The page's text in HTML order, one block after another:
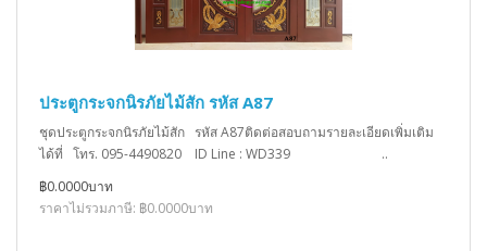
ประตูกระจกนิรภัยไม้สัก รหัส A87
ชุดประตูกระจกนิรภัยไม้สัก รหัส A87ติดต่อสอบถามรายละเอียดเพิ่มเติม
ได้ที่ โทร. 095-4490820 ID Line : WD339 ..
฿0.0000บาท
ราคาไม่รวมภาษี: ฿0.0000บาท